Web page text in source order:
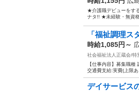
★介護職デビューをす
ナタ!! ★未経験・無資
「福祉調理ス
時給1,085円～
社会福祉法人正蔵会/特
【仕事内容】募集職
交通費支給:実費(上限
デイサービス